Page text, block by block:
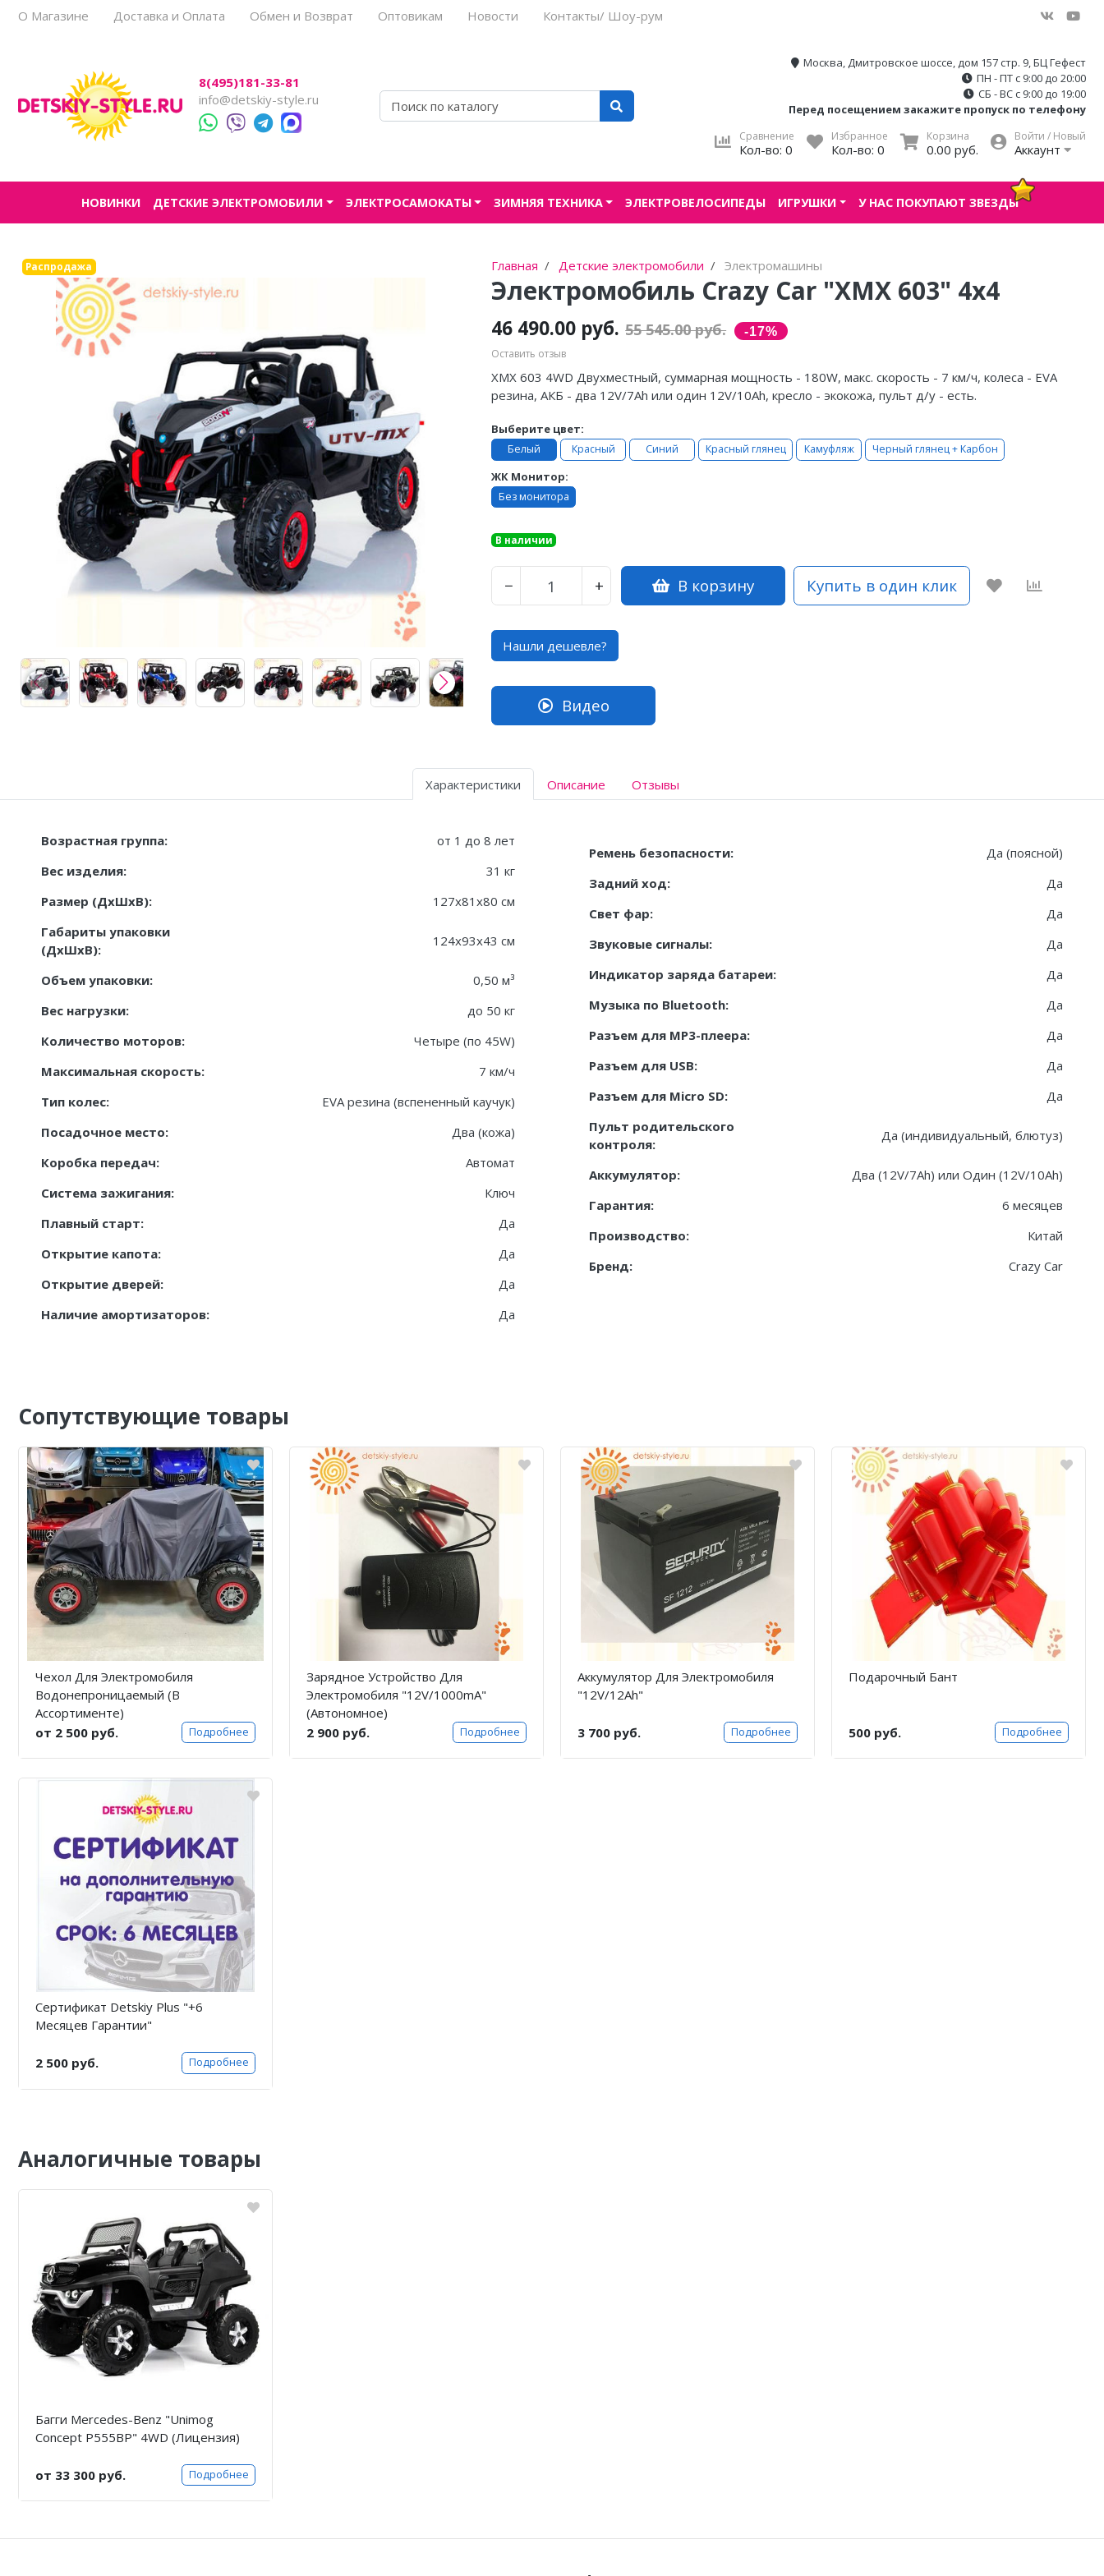
О Магазине Доставка и Оплата Обмен и Возврат Оптовикам Новости Контакты/ Шоу-рум
8(495)181-33-81
info@detskiy-style.ru
Москва, Дмитровское шоссе, дом 157 стр. 9, БЦ Гефест
ПН - ПТ с 9:00 до 20:00
СБ - ВС с 9:00 до 19:00
Перед посещением закажите пропуск по телефону
Сравнение
Кол-во: 0
Избранное
Кол-во: 0
Корзина
0.00 руб.
Войти / Новый
Аккаунт
НОВИНКИ ДЕТСКИЕ ЭЛЕКТРОМОБИЛИ ЭЛЕКТРОСАМОКАТЫ ЗИМНЯЯ ТЕХНИКА ЭЛЕКТРОВЕЛОСИПЕДЫ ИГРУШКИ У НАС ПОКУПАЮТ ЗВЕЗДЫ
Распродажа Главная Детские электромобили Электромашины
Электромобиль Crazy Car "XMX 603" 4x4
46 490.00 руб. 55 545.00 руб.
Оставить отзыв
XMX 603 4WD Двухместный, суммарная мощность - 180W, макс. скорость - 7 км/ч, колеса - EVA
резина, АКБ - два 12V/7Ah или один 12V/10Ah, кресло - экокожа, пульт д/у - есть.
Выберите цвет:
Белый Красный Синий Красный глянец Камуфляж Черный глянец + Карбон
ЖК Монитор:
Без монитора
В наличии
− + В корзину Купить в один клик
Нашли дешевле?
Видео
Характеристики Описание Отзывы
Возрастная группа:
от 1 до 8 лет
Вес изделия:
31 кг
Размер (ДxШxВ):
127x81x80 см
Габариты упаковки
(ДxШxВ):
124x93x43 см
Объем упаковки:
0,50 м³
Вес нагрузки:
до 50 кг
Количество моторов:
Четыре (по 45W)
Максимальная скорость:
7 км/ч
Тип колес:
EVA резина (вспененный каучук)
Посадочное место:
Два (кожа)
Коробка передач:
Автомат
Система зажигания:
Ключ
Плавный старт:
Да
Открытие капота:
Да
Открытие дверей:
Да
Наличие амортизаторов:
Да
Ремень безопасности:
Да (поясной)
Задний ход:
Да
Свет фар:
Да
Звуковые сигналы:
Да
Индикатор заряда батареи:
Да
Музыка по Bluetooth:
Да
Разъем для MP3-плеера:
Да
Разъем для USB:
Да
Разъем для Micro SD:
Да
Пульт родительского
контроля:
Да (индивидуальный, блютуз)
Аккумулятор:
Два (12V/7Ah) или Один (12V/10Ah)
Гарантия:
6 месяцев
Производство:
Китай
Бренд:
Crazy Car
Сопутствующие товары
Чехол Для Электромобиля
Водонепроницаемый (В
Ассортименте)
от 2 500 руб.
Подробнее
Зарядное Устройство Для
Электромобиля "12V/1000mA"
(Автономное)
2 900 руб.
Подробнее
Аккумулятор Для Электромобиля
"12V/12Ah"
3 700 руб. Подробнее
Подарочный Бант
500 руб. Подробнее
Сертификат Detskiy Plus "+6
Месяцев Гарантии"
2 500 руб. Подробнее
Аналогичные товары
Багги Mercedes-Benz "Unimog
Concept P555BP" 4WD (Лицензия)
от 33 300 руб. Подробнее
Для прогулок
Для города
Электроскутеры
Детский электроснегокаты
Одноместные
Двухместные
Каталог